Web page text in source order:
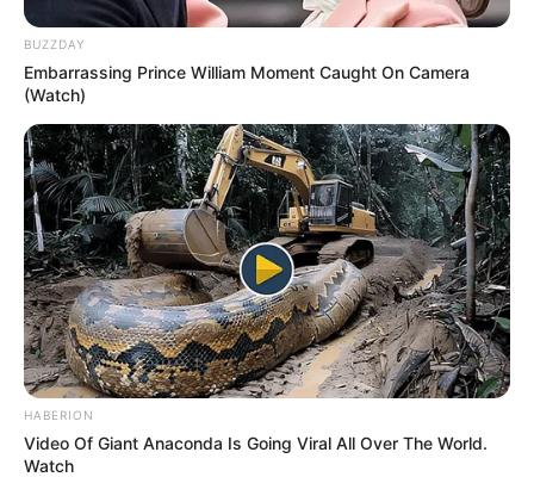
BUZZDAY
Embarrassing Prince William Moment Caught On Camera
(Watch)
HABERION
Video Of Giant Anaconda Is Going Viral All Over The World.
Watch